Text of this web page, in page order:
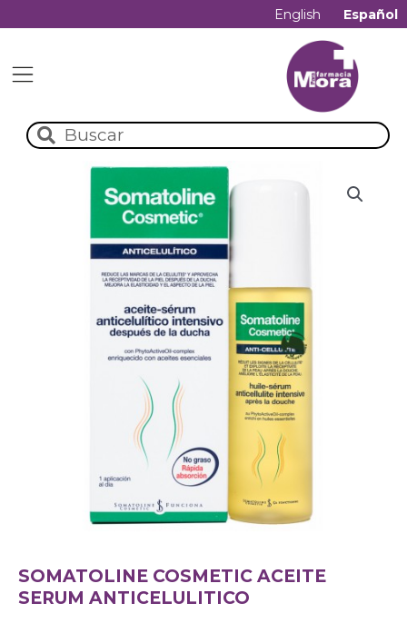
English Español
SOMATOLINE COSMETIC ACEITE
SERUM ANTICELULITICO